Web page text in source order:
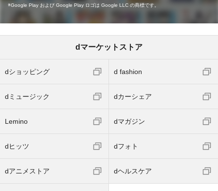
Google Play および Google Play ロゴは Google LLC の商標です。
dマーケットストア
dショッピング d fashion
dミュージック dカーシェア
Lemino dマガジン
dヒッツ dフォト
dアニメストア dヘルスケア